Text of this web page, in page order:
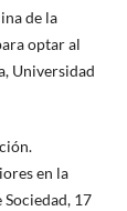
de la
optar al
Universidad
en la
Sociedad, 17